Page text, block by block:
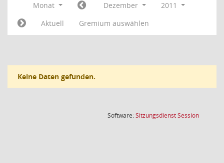
Monat Dezember
2011
Aktuell
Gremium auswählen
Keine Daten gefunden.
Software:SitzungsdienstSession(Wird in